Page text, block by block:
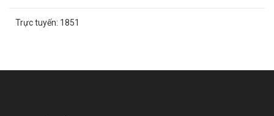
Trực tuyến: 1851